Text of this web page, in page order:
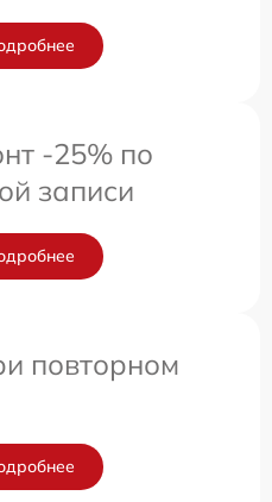
-25% по
записи
повторном